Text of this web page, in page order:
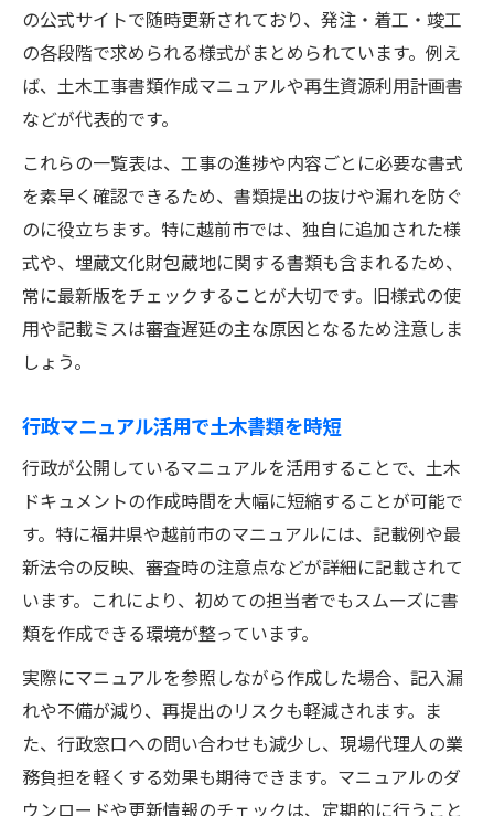
の公式サイトで随時更新されており、発注・着工・竣工
の各段階で求められる様式がまとめられています。例え
ば、土木工事書類作成マニュアルや再生資源利用計画書
などが代表的です。
これらの一覧表は、工事の進捗や内容ごとに必要な書式
を素早く確認できるため、書類提出の抜けや漏れを防ぐ
のに役立ちます。特に越前市では、独自に追加された様
式や、埋蔵文化財包蔵地に関する書類も含まれるため、
常に最新版をチェックすることが大切です。旧様式の使
用や記載ミスは審査遅延の主な原因となるため注意しま
しょう。
行政マニュアル活用で土木書類を時短
行政が公開しているマニュアルを活用することで、土木
ドキュメントの作成時間を大幅に短縮することが可能で
す。特に福井県や越前市のマニュアルには、記載例や最
新法令の反映、審査時の注意点などが詳細に記載されて
います。これにより、初めての担当者でもスムーズに書
類を作成できる環境が整っています。
実際にマニュアルを参照しながら作成した場合、記入漏
れや不備が減り、再提出のリスクも軽減されます。ま
た、行政窓口への問い合わせも減少し、現場代理人の業
務負担を軽くする効果も期待できます。マニュアルのダ
ウンロードや更新情報のチェックは、定期的に行うこと